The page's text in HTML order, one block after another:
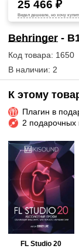
25 466 ₽
Видел дешевле, но хочу
Behringer -
Код товара: 1650
В наличии: 2
К этому
Плагин в
2 подарочных
FL Studio 20